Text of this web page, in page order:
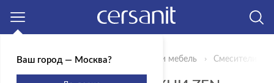
Главная Продукты Сантехника и мебель Смесители
Ваш город — Москва?